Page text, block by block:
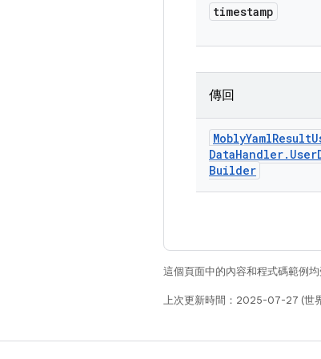
timestamp
傳回
MoblyYamlResult
DataHandler. User
Builder
這個頁面中的內容和程式碼範例
上次更新時間：2025-07-27 (世